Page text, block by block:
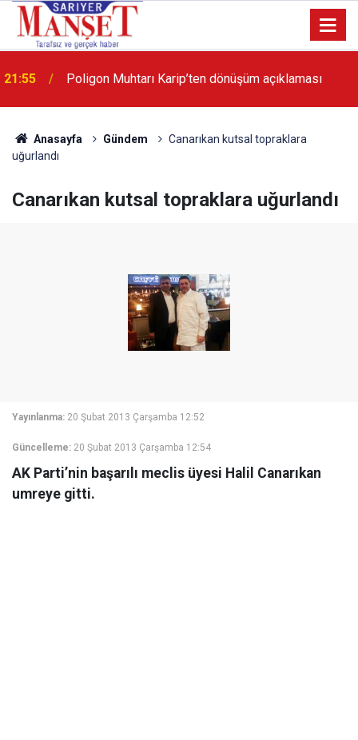
13:36 'Poligon'da İstanbul'a örnek proje gerçekleştirilecek'
Anasayfa Gündem
Canarıkan kutsal topraklara
uğurlandı
Canarıkan kutsal topraklara uğurlandı
Yayınlanma: 20 Şubat 2013 Çarşamba 12:52
Güncelleme: 20 Şubat 2013 Çarşamba 12:54
AK Parti’nin başarılı meclis üyesi Halil Canarıkan
umreye gitti.